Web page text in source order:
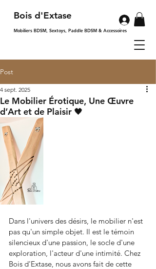
Mobiliers BDSM, Sextoys, Paddle BDSM & Accessoires
Bois d'Extase
Post
Le Mobilier Érotique, Une Œuvre
d’Art et de Plaisir 🖤
4 sept. 2025
Dans l'univers des désirs, le mobilier n'est
pas qu'un simple objet. Il est le témoin
silencieux d'une passion, le socle d'une
exploration, l'acteur d'une intimité. Chez
Bois d'Extase, nous avons fait de cette